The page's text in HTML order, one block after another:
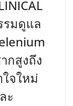
รมดูแล
กสูงถึง
จใหม่
ะ